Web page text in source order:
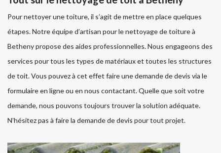
Pour nettoyer une toiture, il s’agit de mettre en place quelques
étapes. Notre équipe d’artisan pour le nettoyage de toiture à
Betheny propose des aides professionnelles. Nous engageons des
services pour tous les types de matériaux et toutes les structures
de toit. Vous pouvez à cet effet faire une demande de devis via le
formulaire en ligne ou en nous contactant. Quelle que soit votre
demande, nous pouvons toujours trouver la solution adéquate.
N’hésitez pas à faire la demande de devis pour tout projet.